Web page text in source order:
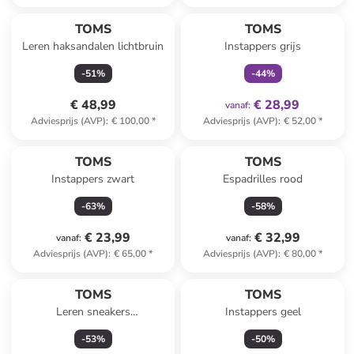
TOMS
Leren haksandalen lichtbruin
-51%
€ 48,99
Adviesprijs (AVP): € 100,00*
TOMS
Instappers grijs
-44%
vanaf: € 28,99
Adviesprijs (AVP): € 52,00*
TOMS
Instappers zwart
-63%
vanaf: € 23,99
Adviesprijs (AVP): € 65,00*
TOMS
Espadrilles rood
-58%
vanaf: € 32,99
Adviesprijs (AVP): € 80,00*
TOMS
Leren sneakers
crème/goudkleurig
-53%
TOMS
Instappers geel
-50%